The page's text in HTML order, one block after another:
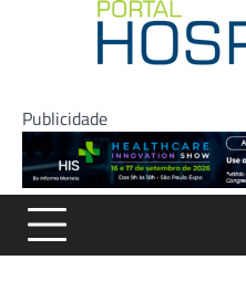
Publicidade